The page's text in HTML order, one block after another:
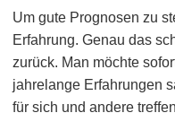
Um gute Prognosen zu
Erfahrung. Genau das
zurück. Man möchte
jahrelange Erfahrungen
für sich und andere